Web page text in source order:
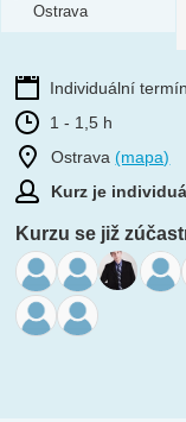
Ostrava
Individuální
1 - 1,5 h
Ostrava(mapa)
Kurz je
Kurzu se již